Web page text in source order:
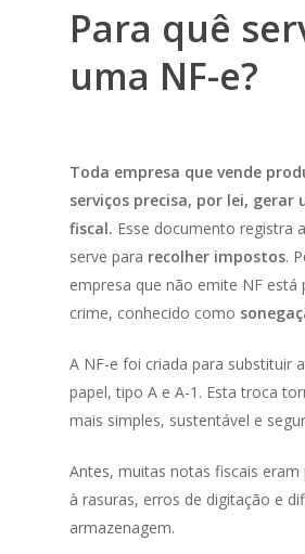
Para quê
uma NF-e?
Toda empresa que vende
serviços precisa, por lei, gerar
fiscal. Esse documento registra
serve para recolher impostos.
empresa que não emite NF está
crime, conhecido como
A NF-e foi criada para substituir
papel, tipo A e A-1. Esta troca
mais simples, sustentável e
Antes, muitas notas fiscais eram
à rasuras, erros de digitação e
armazenagem.